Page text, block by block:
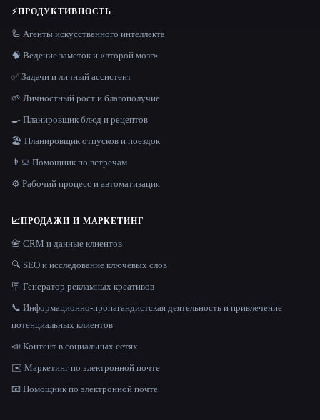
⚡ПРОДУКТИВНОСТЬ
🦾 Агенты искусственного интеллекта
🧠 Ведение заметок и «второй мозг»
✅ Задачи и личный ассистент
🌱 Личностный рост и благополучие
🍳 Планировщик блюд и рецептов
🏖 Планировщик отпусков и поездок
👨‍💻 Помощник по встречам
⚙️ Рабочий процесс и автоматизация
📈ПРОДАЖИ И МАРКЕТИНГ
📇 CRM и данные клиентов
🔍 SEO и исследование ключевых слов
🪧 Генератор рекламных креативов
📞 Информационно-пропагандистская деятельность и привлечение
потенциальных клиентов
📣 Контент в социальных сетях
✉️ Маркетинг по электронной почте
📧 Помощник по электронной почте